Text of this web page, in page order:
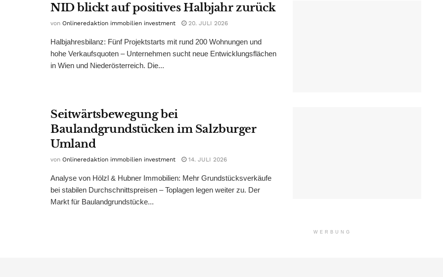
NID blickt auf positives Halbjahr zurück
von Onlineredaktion immobilien investment 20. JULI 2026
Halbjahresbilanz: Fünf Projektstarts mit rund 200 Wohnungen und
hohe Verkaufsquoten – Unternehmen sucht neue Entwicklungsflächen
in Wien und Niederösterreich. Die...
Seitwärtsbewegung bei
Baulandgrundstücken im Salzburger
Umland
von Onlineredaktion immobilien investment 14. JULI 2026
Analyse von Hölzl & Hubner Immobilien: Mehr Grundstücksverkäufe
bei stabilen Durchschnittspreisen – Toplagen legen weiter zu. Der
Markt für Baulandgrundstücke...
WERBUNG